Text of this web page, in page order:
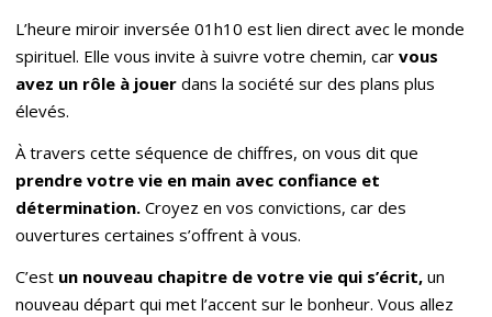
L’heure miroir inversée 01h10 est lien direct avec le monde
spirituel. Elle vous invite à suivre votre chemin, car vous
avez un rôle à jouer dans la société sur des plans plus
élevés.
À travers cette séquence de chiffres, on vous dit que
prendre votre vie en main avec confiance et
détermination. Croyez en vos convictions, car des
ouvertures certaines s’offrent à vous.
C’est un nouveau chapitre de votre vie qui s’écrit, un
nouveau départ qui met l’accent sur le bonheur. Vous allez